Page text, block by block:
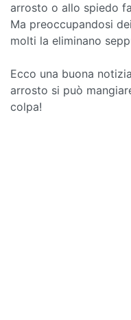
arrosto o allo spiedo
Ma preoccupandosi
molti la eliminano
Ecco una buona
arrosto si può
colpa!